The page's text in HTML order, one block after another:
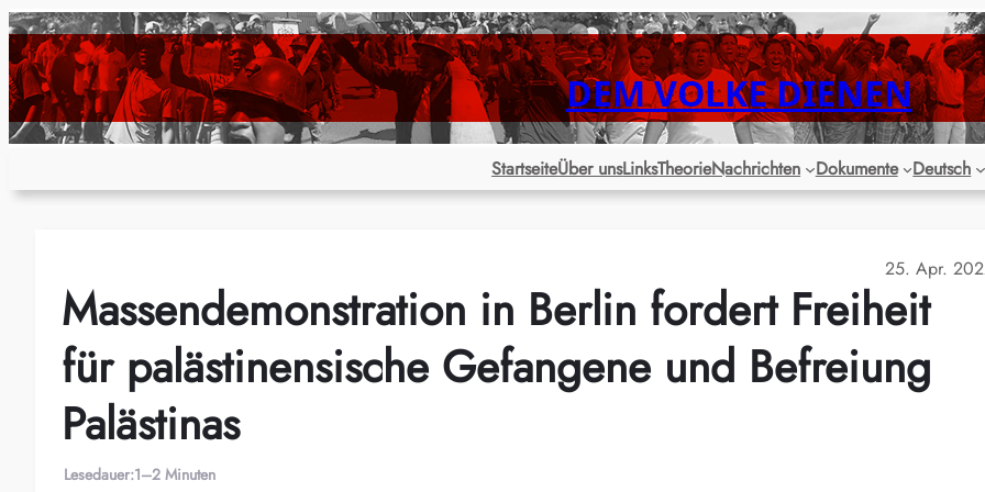
Zum
Inhalt
springen
DEM VOLKE DIENEN
StartseiteÜber unsLinksTheorieNachrichten Dokumente Deutsch
25. Apr.
Massendemonstration in Berlin fordert Freiheit
für palästinensische Gefangene und Befreiung
Palästinas
Lesedauer:1–2 Minuten